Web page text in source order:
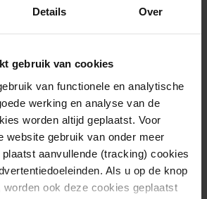
Details Over
gebruik van cookies
van functionele en analytische
werking en analyse van de
worden altijd geplaatst. Voor
website gebruik van onder meer
plaatst aanvullende (tracking) cookies
Als u op de knop
ook deze cookies geplaatst
ook via
de telefonische coaching
Doorverwezen ouders worden
door een stoppen-met-
tijdens dit gesprek meer
over de kosten en